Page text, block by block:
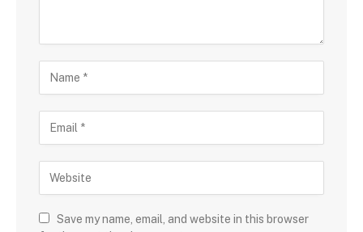
Save my name, email, and website in this browser